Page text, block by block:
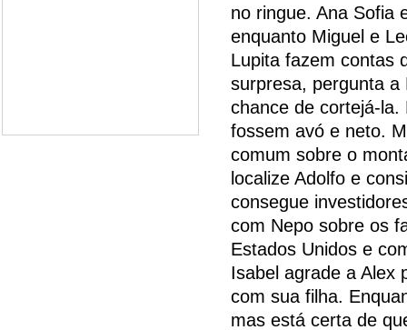
no ringue. Ana Sofia
enquanto Miguel e
Lupita fazem contas
surpresa, pergunta a
chance de cortejá-
fossem avó e neto.
comum sobre o
localize Adolfo e
consegue
com Nepo sobre os
Estados Unidos e
Isabel agrade a Alex
com sua filha.
mas está certa de